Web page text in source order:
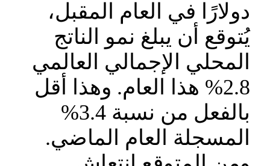
دولارًا في العام المقبل،
يُتوقع أن يبلغ نمو الناتج
المحلي الإجمالي العالمي
2.8% هذا العام. وهذا أقل
بالفعل من نسبة 3.4%
المسجلة العام الماضي.